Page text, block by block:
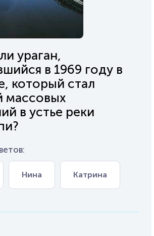
ураган,
в 1969 году в
который стал
массовых
в устье реки
Нина Катрина